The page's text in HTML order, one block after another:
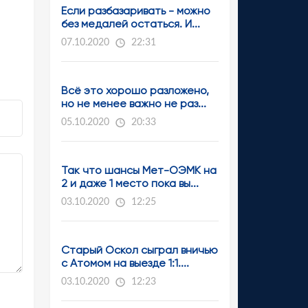
Если разбазаривать - можно
без медалей остаться. И...
07.10.2020 22:31
Всё это хорошо разложено,
но не менее важно не раз...
05.10.2020 20:33
Так что шансы Мет-ОЭМК на
2 и даже 1 место пока вы...
03.10.2020 12:25
Старый Оскол сыграл вничью
с Атомом на выезде 1:1....
03.10.2020 12:23